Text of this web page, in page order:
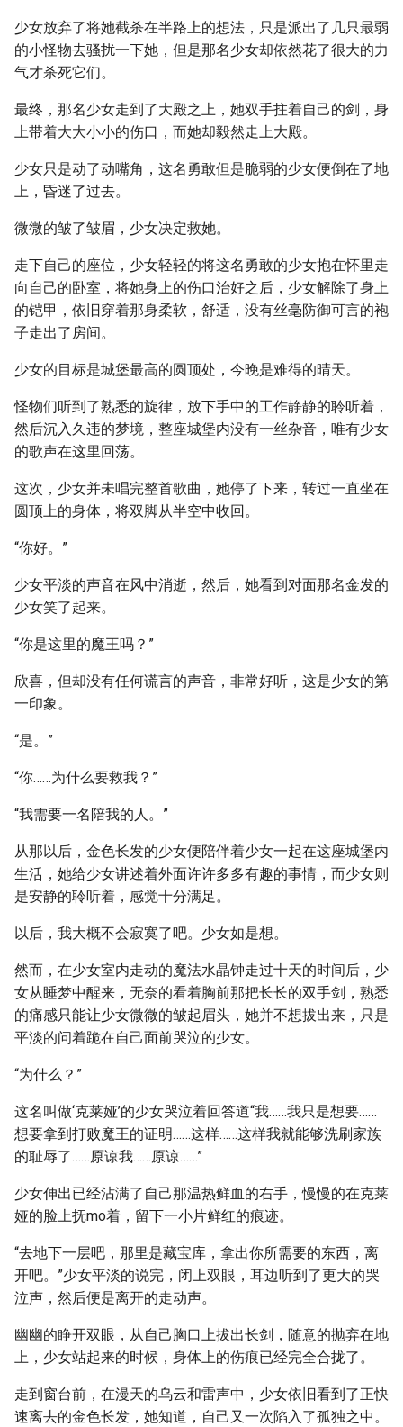
少女放弃了将她截杀在半路上的想法，只是派出了几只最弱
的小怪物去骚扰一下她，但是那名少女却依然花了很大的力
气才杀死它们。
最终，那名少女走到了大殿之上，她双手拄着自己的剑，身
上带着大大小小的伤口，而她却毅然走上大殿。
少女只是动了动嘴角，这名勇敢但是脆弱的少女便倒在了地
上，昏迷了过去。
微微的皱了皱眉，少女决定救她。
走下自己的座位，少女轻轻的将这名勇敢的少女抱在怀里走
向自己的卧室，将她身上的伤口治好之后，少女解除了身上
的铠甲，依旧穿着那身柔软，舒适，没有丝毫防御可言的袍
子走出了房间。
少女的目标是城堡最高的圆顶处，今晚是难得的晴天。
怪物们听到了熟悉的旋律，放下手中的工作静静的聆听着，
然后沉入久违的梦境，整座城堡内没有一丝杂音，唯有少女
的歌声在这里回荡。
这次，少女并未唱完整首歌曲，她停了下来，转过一直坐在
圆顶上的身体，将双脚从半空中收回。
“你好。”
少女平淡的声音在风中消逝，然后，她看到对面那名金发的
少女笑了起来。
“你是这里的魔王吗？”
欣喜，但却没有任何谎言的声音，非常好听，这是少女的第
一印象。
“是。”
“你……为什么要救我？”
“我需要一名陪我的人。”
从那以后，金色长发的少女便陪伴着少女一起在这座城堡内
生活，她给少女讲述着外面许许多多有趣的事情，而少女则
是安静的聆听着，感觉十分满足。
以后，我大概不会寂寞了吧。少女如是想。
然而，在少女室内走动的魔法水晶钟走过十天的时间后，少
女从睡梦中醒来，无奈的看着胸前那把长长的双手剑，熟悉
的痛感只能让少女微微的皱起眉头，她并不想拔出来，只是
平淡的问着跪在自己面前哭泣的少女。
“为什么？”
这名叫做‘克莱娅’的少女哭泣着回答道“我……我只是想要……
想要拿到打败魔王的证明……这样……这样我就能够洗刷家族
的耻辱了……原谅我……原谅……”
少女伸出已经沾满了自己那温热鲜血的右手，慢慢的在克莱
娅的脸上抚mo着，留下一小片鲜红的痕迹。
“去地下一层吧，那里是藏宝库，拿出你所需要的东西，离
开吧。”少女平淡的说完，闭上双眼，耳边听到了更大的哭
泣声，然后便是离开的走动声。
幽幽的睁开双眼，从自己胸口上拔出长剑，随意的抛弃在地
上，少女站起来的时候，身体上的伤痕已经完全合拢了。
走到窗台前，在漫天的乌云和雷声中，少女依旧看到了正快
速离去的金色长发，她知道，自己又一次陷入了孤独之中。